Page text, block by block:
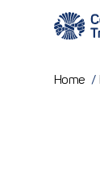
Home /